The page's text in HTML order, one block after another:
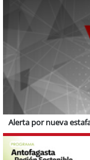
Alerta por nueva